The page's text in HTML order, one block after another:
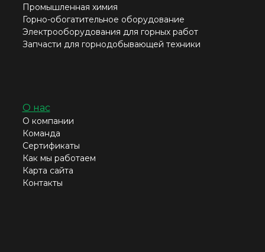
Промышленная химия
Горно-обогатительное оборудование
Электрооборудования для горных работ
Запчасти для горнодобывающей техники
О нас
О компании
Команда
Сертификаты
Как мы работаем
Карта сайта
Контакты